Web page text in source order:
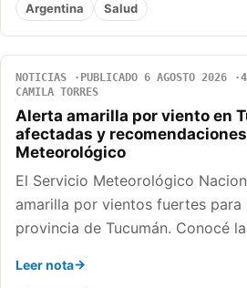
Argentina Salud
NOTICIAS PUBLICADO 6 AGOSTO 2026
CAMILA TORRES
Alerta amarilla por viento en
afectadas y
Meteorológico
El Servicio Meteorológico
amarilla por vientos fuertes para
provincia de Tucumán. Conocé
Leer nota